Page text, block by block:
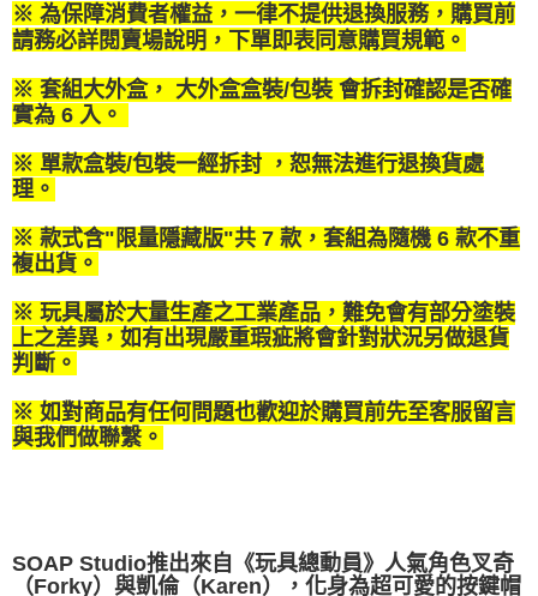
※ 為保障消費者權益，一律不提供退換服務，購買前
請務必詳閱賣場說明，下單即表同意購買規範。
※ 套組大外盒， 大外盒盒裝/包裝 會拆封確認是否確
實為 6 入。
※ 單款盒裝/包裝一經拆封 ，恕無法進行退換貨處
理。
※ 款式含"限量隱藏版"共 7 款，套組為隨機 6 款不重
複出貨。
※ 玩具屬於大量生產之工業產品，難免會有部分塗裝
上之差異，如有出現嚴重瑕疵將會針對狀況另做退貨
判斷。
※ 如對商品有任何問題也歡迎於購買前先至客服留言
與我們做聯繫。
SOAP Studio推出來自《玩具總動員》人氣角色叉奇
（Forky）與凱倫（Karen），化身為超可愛的按鍵帽